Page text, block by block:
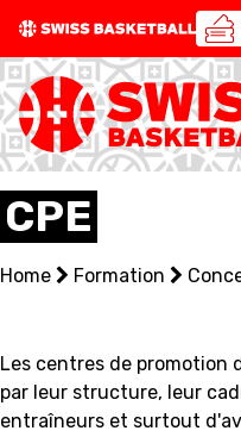
NATIONAL TEAMS
CENTRE NATIONAL
EVENTS
3X3
CPE
Home Formation
Les centres de promotion
par leur structure, leur
entraîneurs et surtout